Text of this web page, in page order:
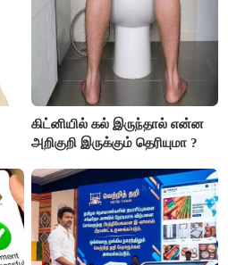
கிட்னியில் கல் இருந்தால் என்ன
அறிகுறி இருக்கும் தெரியுமா ?